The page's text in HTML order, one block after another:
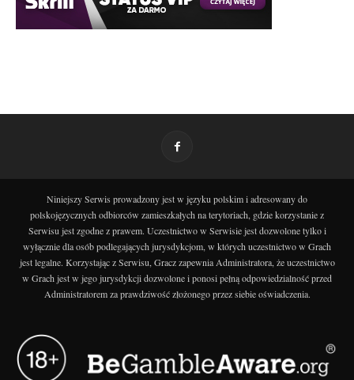
Niniejszy Serwis prowadzony jest w języku polskim i adresowany do
polskojęzycznych odbiorców zamieszkałych na terytoriach, gdzie korzystanie z
Serwisu jest zgodne z prawem. Uczestnictwo w Serwisie jest dozwolone tylko i
wyłącznie dla osób podlegających jurysdykcjom, w których uczestnictwo w Grach
jest legalne. Korzystając z Serwisu, Gracz zapewnia Administratora, że uczestnictwo
w Grach jest w jego jurysdykcji dozwolone i ponosi pełną odpowiedzialność przed
Administratorem za prawdziwość złożonego przez siebie oświadczenia.